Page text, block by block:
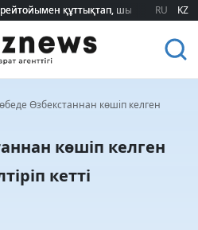
құттықтап, шығармашылық
құттықтап, шығармашылық
RU KZ
Өзбекстаннан көшіп келген
көшіп келген
кетті